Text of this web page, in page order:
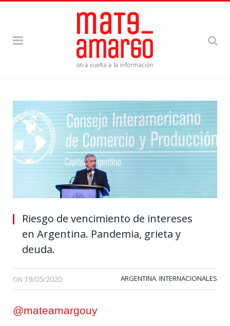
Riesgo de vencimiento de intereses
en Argentina. Pandemia, grieta y
deuda.
ON 19/05/2020 ARGENTINA, INTERNACIONALES
@mateamargouy